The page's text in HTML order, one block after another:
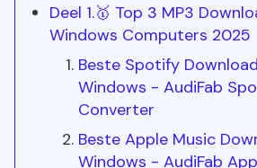
Deel 1.🥇 Top 3 MP3
Windows Computers 2025
Beste Spotify
Windows - AudiFab
Converter
Beste Apple Music
Windows - AudiFab